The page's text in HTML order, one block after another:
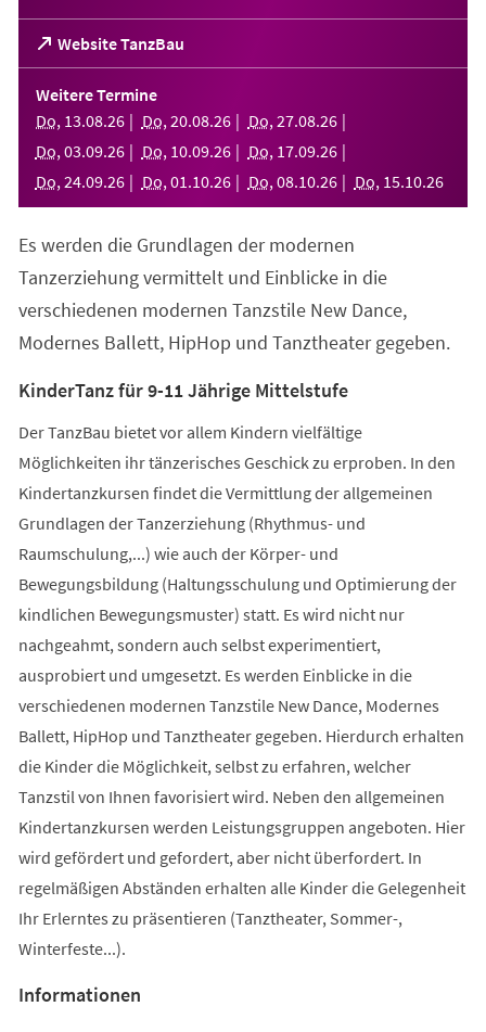
Website TanzBau
(Öffnet
in
einem
neuen
Tab)
Weitere Termine
Do, 13.08.26 Do, 20.08.26 Do, 27.08.26
Do, 03.09.26 Do, 10.09.26 Do, 17.09.26
Do, 24.09.26 Do, 01 .10.26 Do, 08.10.26 Do, 15.10.26
Es werden die Grundlagen der modernen
Tanzerziehung vermittelt und Einblicke in die
verschiedenen modernen Tanzstile New Dance,
Modernes Ballett, HipHop und Tanztheater gegeben.
KinderTanz für 9-11 Jährige Mittelstufe
Der TanzBau bietet vor allem Kindern vielfältige
Möglichkeiten ihr tänzerisches Geschick zu erproben. In den
Kindertanzkursen findet die Vermittlung der allgemeinen
Grundlagen der Tanzerziehung (Rhythmus- und
Raumschulung,...) wie auch der Körper- und
Bewegungsbildung (Haltungsschulung und Optimierung der
kindlichen Bewegungsmuster) statt. Es wird nicht nur
nachgeahmt, sondern auch selbst experimentiert,
ausprobiert und umgesetzt. Es werden Einblicke in die
verschiedenen modernen Tanzstile New Dance, Modernes
Ballett, HipHop und Tanztheater gegeben. Hierdurch erhalten
die Kinder die Möglichkeit, selbst zu erfahren, welcher
Tanzstil von Ihnen favorisiert wird. Neben den allgemeinen
Kindertanzkursen werden Leistungsgruppen angeboten. Hier
wird gefördert und gefordert, aber nicht überfordert. In
regelmäßigen Abständen erhalten alle Kinder die Gelegenheit
Ihr Erlerntes zu präsentieren (Tanztheater, Sommer-,
Winterfeste...).
Informationen